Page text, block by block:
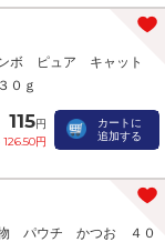
ンボ ピュア キャット
０ｇ
115円
円
カートに
追加する
物 パウチ かつお ４０